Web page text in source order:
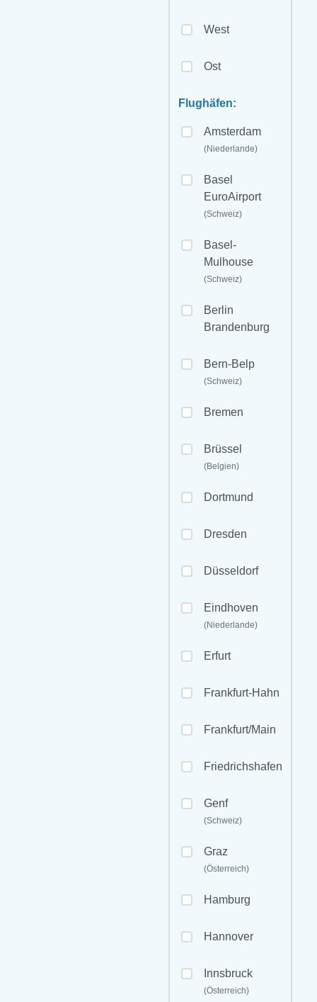
West
Ost
Flughäfen:
Amsterdam
(Niederlande)
Basel
EuroAirport
(Schweiz)
Basel-
Mulhouse
(Schweiz)
Berlin
Brandenburg
Bern-Belp
(Schweiz)
Bremen
Brüssel
(Belgien)
Dortmund
Dresden
Düsseldorf
Eindhoven
(Niederlande)
Erfurt
Frankfurt-Hahn
Frankfurt/Main
Friedrichshafen
Genf
(Schweiz)
Graz
(Österreich)
Hamburg
Hannover
Innsbruck
(Österreich)